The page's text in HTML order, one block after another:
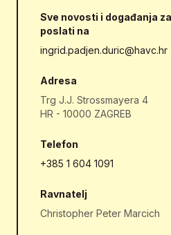
Sve novosti i događanja
poslati na
ingrid.padjen.duric@havc.hr
Adresa
Trg J.J. Strossmayera 4
HR - 10000 ZAGREB
Telefon
+385 1 604 1091
Ravnatelj
Christopher Peter Marcich